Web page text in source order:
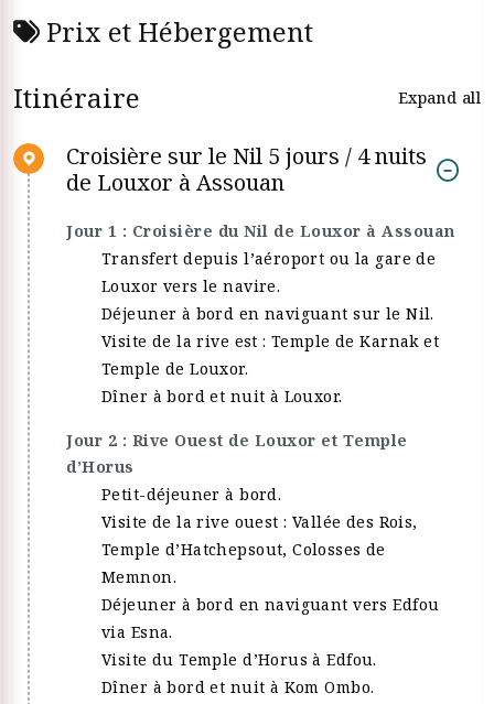
Prix et Hébergement
Itinéraire
Expand all
Croisière sur le Nil 5 jours / 4 nuits
de Louxor à Assouan
Jour 1 : Croisière du Nil de Louxor à Assouan
Transfert depuis l’aéroport ou la gare de
Louxor vers le navire.
Déjeuner à bord en naviguant sur le Nil.
Visite de la rive est : Temple de Karnak et
Temple de Louxor.
Dîner à bord et nuit à Louxor.
Jour 2 : Rive Ouest de Louxor et Temple
d’Horus
Petit-déjeuner à bord.
Visite de la rive ouest : Vallée des Rois,
Temple d’Hatchepsout, Colosses de
Memnon.
Déjeuner à bord en naviguant vers Edfou
via Esna.
Visite du Temple d’Horus à Edfou.
Dîner à bord et nuit à Kom Ombo.